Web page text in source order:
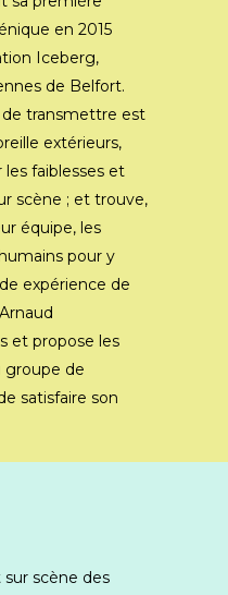
en 2015
Iceberg,
de Belfort.
de transmettre est
extérieurs,
faiblesses et
scène ; et trouve,
équipe, les
pour y
expérience de
et propose les
groupe de
satisfaire son
scène des